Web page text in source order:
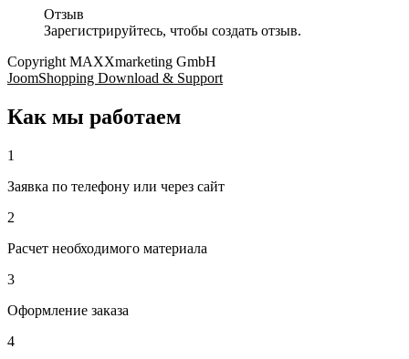
Отзыв
Зарегистрируйтесь, чтобы создать отзыв.
Copyright MAXXmarketing GmbH
JoomShopping Download & Support
Как мы работаем
1
Заявка по телефону или через сайт
2
Расчет необходимого материала
3
Оформление заказа
4